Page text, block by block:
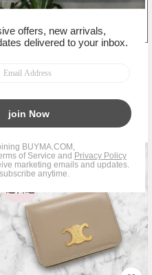
1%OFF ¥79,800
PERSONAL SHOPPER
Chic_Co
タイムセール